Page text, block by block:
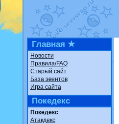
Главная ★
Новости
Правила/FAQ
Старый сайт
База эвентов
Игра сайта
Покедекс
Покедекс
Атакдекс